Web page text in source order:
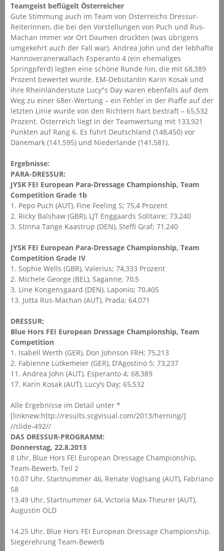
Teamgeist beflügelt Österreicher
Gute Stimmung auch im Team von Österreichs Dressur-
Reiterinnen, die bei den Vorstellungen von Puch und Rus-
Machan immer vor Ort Daumen drückten (was übrigens
umgekehrt auch der Fall war). Andrea John und der lebhafte
Hannoveranerwallach Esperanto 4 (ein ehemaliges
Springpferd) legten eine schöne Runde hin, die mit 68,389
Prozent bewertet wurde. EM-Debütantin Karin Kosak und
ihre Rheinländerstute Lucy"s Day waren ebenfalls auf dem
Weg zu einer 68er-Wertung – ein Fehler in der Piaffe auf der
letzten Linie wurde von den Richtern hart bestraft – 65,532
Prozent. Österreich liegt in der Teamwertung mit 133,921
Punkten auf Rang 6. Es führt Deutschland (148,450) vor
Dänemark (141,595) und Niederlande (141,581).
Ergebnisse:
PARA-DRESSUR:
JYSK FEI European Para-Dressage Championship, Team
Competition Grade 1b
1. Pepo Puch (AUT), Fine Feeling S; 75,4 Prozent
2. Ricky Balshaw (GBR), LJT Enggaards Solitaire; 73,240
3. Stinna Tange Kaastrup (DEN), Steffi Graf; 71,240
JYSK FEI European Para-Dressage Championship, Team
Competition Grade IV
1. Sophie Wells (GBR), Valerius; 74,333 Prozent
2. Michele George (BEL), Saganne; 70,5
3. Line Kongensgaard (DEN), Laponio; 70,405
13. Jutta Rus-Machan (AUT), Prada; 64,071
DRESSUR:
Blue Hors FEI European Dressage Championship, Team
Competition
1. Isabell Werth (GER), Don Johnson FRH; 75,213
2. Fabienne Lütkemeier (GER), D’Agostino 5; 73,237
11. Andrea John (AUT), Esperanto 4; 68,389
17. Karin Kosak (AUT), Lucy’s Day; 65,532
Alle Ergebnisse im Detail unter *
[linknew:http://results.scgvisual.com/2013/herning/]
//slide-492//
DAS DRESSUR-PROGRAMM:
Donnerstag, 22.8.2013
8 Uhr, Blue Hors FEI European Dressage Championship,
Team-Bewerb, Teil 2
10.07 Uhr, Startnummer 46, Renate Voglsang (AUT), Fabriano
58
13.49 Uhr, Startnummer 64, Victoria Max-Theurer (AUT),
Augustin OLD
14.25 Uhr, Blue Hors FEI European Dressage Championship,
Siegerehrung Team-Bewerb